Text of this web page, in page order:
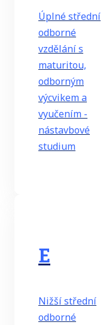
Úplné střední
odborné
vzdělání s
maturitou,
odborným
výcvikem a
vyučením -
nástavbové
studium
E
Nižší střední
odborné